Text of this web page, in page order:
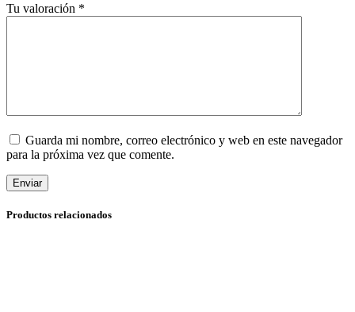
Tu valoración *
Guarda mi nombre, correo electrónico y web en este navegador
para la próxima vez que comente.
Enviar
Productos relacionados